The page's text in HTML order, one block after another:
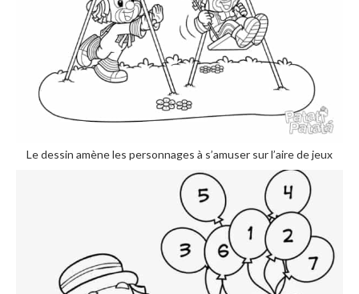
Le dessin amène les personnages à s’amuser sur l’aire de jeux